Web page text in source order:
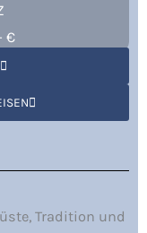
€
Tradition und